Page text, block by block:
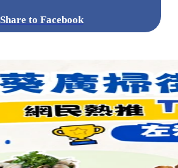
Share to Facebook